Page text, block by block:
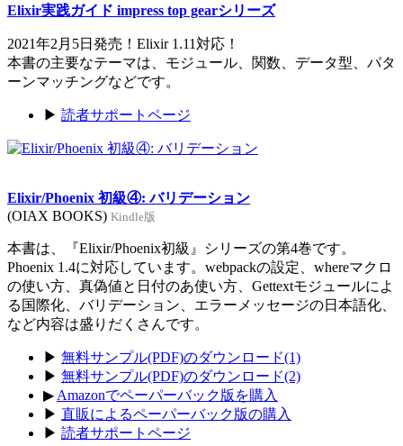
Elixir実践ガイド impress top gearシリーズ
2021年2月5日発売！Elixir 1.11対応！
本書の主要なテーマは、モジュール、関数、データ型、パタ
ーンマッチングなどです。
▶ 読者サポートページ
Elixir/Phoenix 初級④: バリデーション
(OIAX BOOKS) Kindle版
本書は、『Elixir/Phoenix初級』シリーズの第4巻です。
Phoenix 1.4に対応しています。webpackの設定、whereマクロ
の使い方、真偽値と日付のあ使い方、Gettextモジュールによ
る国際化、バリデーション、エラーメッセージの日本語化、
など内容は盛りだくさんです。
▶ 無料サンプル(PDF)のダウンロード(1)
▶ 無料サンプル(PDF)のダウンロード(2)
▶ Amazonでペーパーバック版を購入
▶ 直販によるペーパーバック版の購入
▶ 読者サポートページ